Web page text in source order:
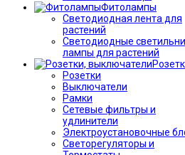
Фитолампы
Светодиодная лента для
растений
Светодиодные
лампы для растений
Розетки
Выключатели
Рамки
Сетевые фильтры и
удлинители
Электроустановочные
Светорегуляторы и